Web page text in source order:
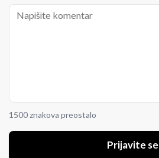
1500 znakova preostalo
Prijavite se